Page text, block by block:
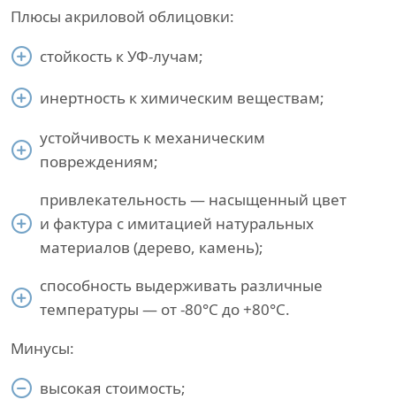
Плюсы акриловой облицовки:
стойкость к УФ-лучам;
инертность к химическим веществам;
устойчивость к механическим
повреждениям;
привлекательность — насыщенный цвет
и фактура с имитацией натуральных
материалов (дерево, камень);
способность выдерживать различные
температуры — от -80°С до +80°С.
Минусы:
высокая стоимость;